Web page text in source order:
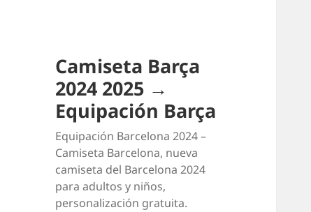
Camiseta Barça
2024 2025 →
Equipación Barça
Equipación Barcelona 2024 –
Camiseta Barcelona, nueva
camiseta del Barcelona 2024
para adultos y niños,
personalización gratuita.